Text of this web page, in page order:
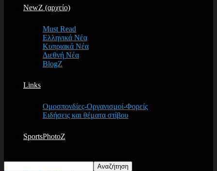
NewZ (αρχείο)
Must Read
Ελληνικά Νέα
Κυπριακά Νέα
Διεθνή Νέα
BlogZ
Links
Ομοσπονδίες-Οργανισμοί-Φορείς
Ειδήσεις και θέματα στίβου
SportsPhotoZ